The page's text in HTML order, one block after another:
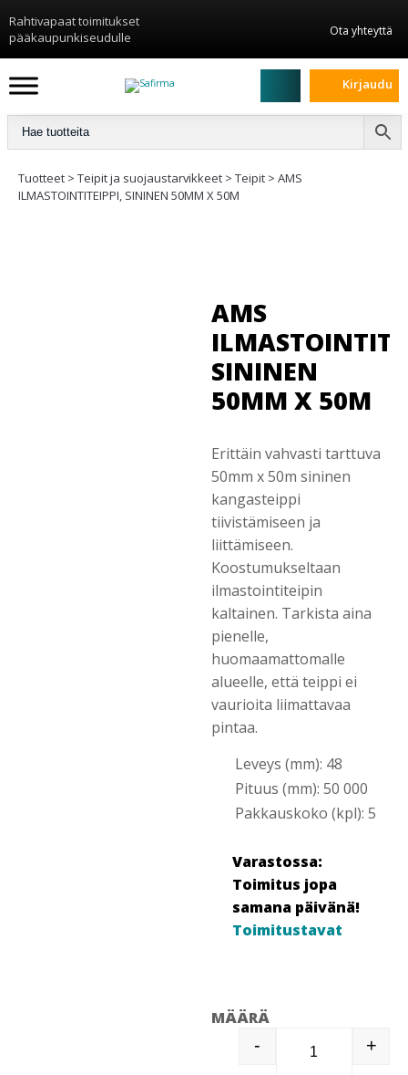
Rahtivapaat toimitukset
pääkaupunkiseudulle
Ota yhteyttä
Kirjaudu
Tuotteet > Teipit ja suojaustarvikkeet > Teipit > AMS
ILMASTOINTITEIPPI, SININEN 50MM X 50M
AMS
SININEN
50MM X 50M
Erittäin vahvasti tarttuva
50mm x 50m sininen
kangasteippi
tiivistämiseen ja
liittämiseen.
Koostumukseltaan
ilmastointiteipin
kaltainen. Tarkista aina
pienelle,
huomaamattomalle
alueelle, että teippi ei
vaurioita liimattavaa
pintaa.
Leveys (mm): 48
Pituus (mm): 50 000
Pakkauskoko (kpl): 5
Varastossa:
Toimitus jopa
samana päivänä!
Toimitustavat
MÄÄRÄ
AMS
- +